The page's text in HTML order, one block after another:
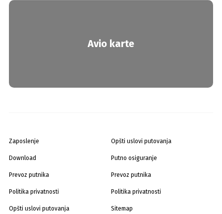
Avio karte
Zaposlenje
Download
Prevoz putnika
Politika privatnosti
Opšti uslovi putovanja
Opšti uslovi putovanja
Putno osiguranje
Prevoz putnika
Politika privatnosti
Sitemap